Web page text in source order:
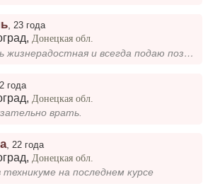
,23 года
,Донецкая обл.
Я очень жизнерадостная и всегда подаю позитивный настрой, люблю веселиться и быть в центре событий. Мое хорошее настроен...
года
, Донецкая обл.
врать.
, 22 года
, Донецкая обл.
техникуме на последнем курсе